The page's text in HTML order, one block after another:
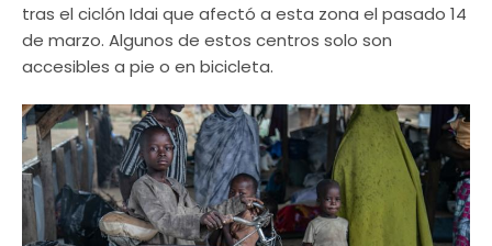
tras el ciclón Idai que afectó a esta zona el pasado 14
de marzo. Algunos de estos centros solo son
accesibles a pie o en bicicleta.